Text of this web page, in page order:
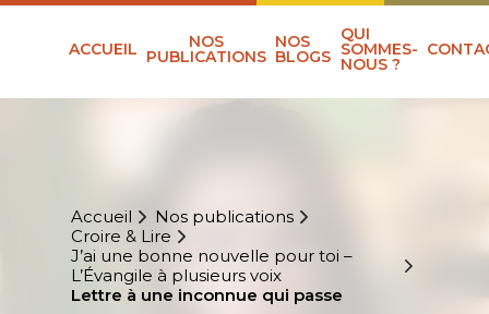
ACCUEIL NOS
PUBLICATIONS
NOS
BLOGS
QUI
SOMMES-
NOUS ?
Accueil
Nos publications
Croire & Lire
J’ai une bonne nouvelle pour toi –
L’Évangile à plusieurs voix
Lettre à une inconnue qui passe